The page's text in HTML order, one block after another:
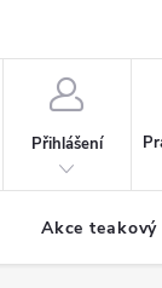
Přihlášení
Akce